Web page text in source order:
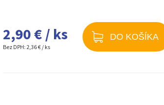
2,90 € / ks
Bez DPH: 2,36 € / ks
DO KOŠÍKA